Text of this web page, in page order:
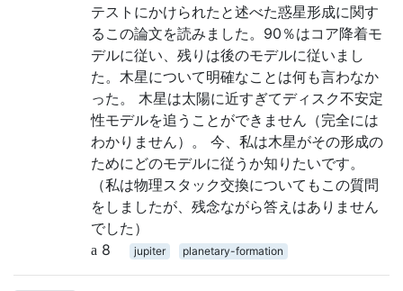
テストにかけられたと述べた惑星形成に関す
るこの論文を読みました。90％はコア降着モ
デルに従い、残りは後のモデルに従いまし
た。木星について明確なことは何も言わなか
った。 木星は太陽に近すぎてディスク不安定
性モデルを追うことができません（完全には
わかりません）。 今、私は木星がその形成の
ためにどのモデルに従うか知りたいです。
（私は物理スタック交換についてもこの質問
をしましたが、残念ながら答えはありません
でした）
8
jupiter planetary-formation